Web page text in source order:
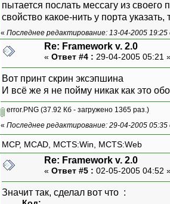
private void
{
label1.Text =
private void
{
string data =
label2.Text =
}
}
пытается послать мессагу из своего
свойство какое-нить у порта
« Последнее редактирование: 13-04-2005
Re: Framework v. 2.0
« Ответ #4 : 29-04-2005 05:21
Вот принт скрин эксэпшина
И всё же я не пойму никак как это
error.PNG (37.92 Кб - загружено 1365 раз.)
« Последнее редактирование: 29-04-2005 05:35
MCP, MCAD, MCTS:Win, MCTS:Web
Re: Framework v. 2.0
« Ответ #5 : 02-05-2005 04:52
Значит так, сделал вот что :